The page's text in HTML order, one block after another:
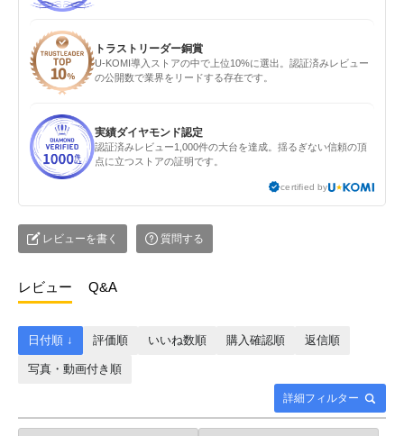
トラストリーダー銅賞
U-KOMI導入ストアの中で上位10%に選出。認証済みレビュー
の公開数で業界をリードする存在です。
実績ダイヤモンド認定
認証済みレビュー1,000件の大台を達成。揺るぎない信頼の頂
点に立つストアの証明です。
certified by
レビューを書く 質問する
レビュー Q&A
詳細フィルター
日付順 ↓ 評価順 いいね数順 購入確認順 返信順
写真・動画付き順